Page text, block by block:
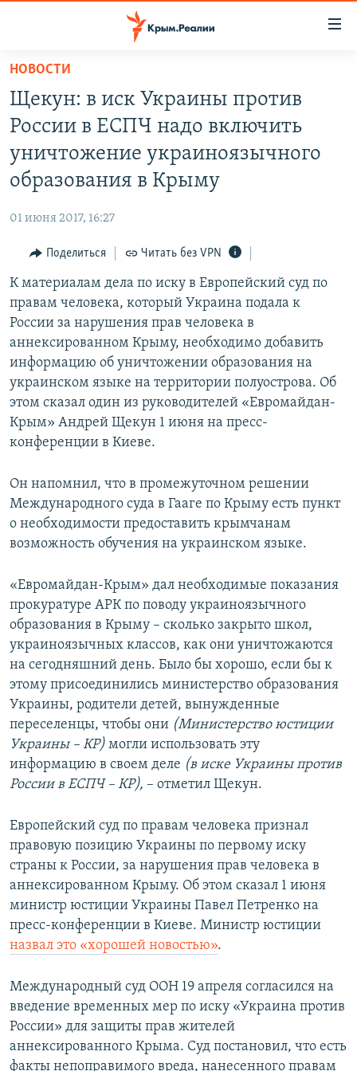
Вернуться
основному
содержанию
главной
Вернутся
поиску
СПЕЦПРОЕКТЫ
КАРТА ВОЕННЫХ ОБЪЕКТОВ КРЫМА
ИСТОРИЯ
ИНФОГРАФИКА
ТЕЛЕПРОЕКТ КРЫМ.РЕАЛИИ
СОВЕТЫ ПРАВОЗАЩИТНИКОВ
ПРОПАВШИЕ БЕЗ ВЕСТИ
ПОБЕДИТЕЛЕЙ НЕ СУДЯТ?
КРЫМ.НЕПОКОРЕННЫЙ
ELIFBE
РАДІО СВОБОДА
КАК ОБОЙТИ БЛОКИРОВКУ
Українською
Qırımtatar
ПРИСОЕДИНЯЙТЕСЬ!
Все сайты RFE/RL
НОВОСТИ
Щекун: в иск Украины против
России в ЕСПЧ надо включить
уничтожение украиноязычного
образования в Крыму
01 июня 2017, 16:27
Поделиться Читать без VPN
К материалам дела по иску в Европейский суд по
правам человека, который Украина подала к
России за нарушения прав человека в
аннексированном Крыму, необходимо добавить
информацию об уничтожении образования на
украинском языке на территории полуострова. Об
этом сказал один из руководителей «Евромайдан-
Крым» Андрей Щекун 1 июня на пресс-
конференции в Киеве.
Он напомнил, что в промежуточном решении
Международного суда в Гааге по Крыму есть пункт
о необходимости предоставить крымчанам
возможность обучения на украинском языке.
«Евромайдан-Крым» дал необходимые показания
прокуратуре АРК по поводу украиноязычного
образования в Крыму – сколько закрыто школ,
украиноязычных классов, как они уничтожаются
на сегодняшний день. Было бы хорошо, если бы к
этому присоединились министерство образования
Украины, родители детей, вынужденные
переселенцы, чтобы они (Министерство юстиции
Украины – КР) могли использовать эту
информацию в своем деле (в иске Украины против
России в ЕСПЧ – КР), – отметил Щекун.
Европейский суд по правам человека признал
правовую позицию Украины по первому иску
страны к России, за нарушения прав человека в
аннексированном Крыму. Об этом сказал 1 июня
министр юстиции Украины Павел Петренко на
пресс-конференции в Киеве. Министр юстиции
назвал это «хорошей новостью».
Международный суд ООН 19 апреля согласился на
введение временных мер по иску «Украина против
России» для защиты прав жителей
аннексированного Крыма. Суд постановил, что есть
факты непоправимого вреда, нанесенного правам